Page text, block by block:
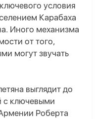
условия
Карабаха
Иного механизма
от того,
могут звучать
выглядит до
с ключевыми
Роберта